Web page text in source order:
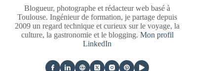
Blogueur, photographe et rédacteur web basé à
Toulouse. Ingénieur de formation, je partage depuis
2009 un regard technique et curieux sur le voyage, la
culture, la gastronomie et le blogging. Mon profil
LinkedIn